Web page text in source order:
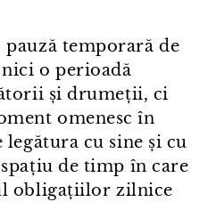
pauză temporară de
o perioadă
și drumeții, ci
omenesc în
legătura cu sine și cu
de timp în care
obligațiilor zilnice